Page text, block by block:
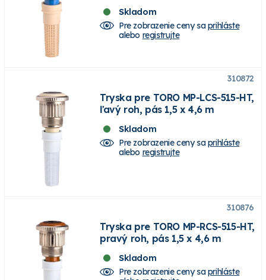
Skladom
Pre zobrazenie ceny saprihláste
alebo registrujte
310872
Tryska pre TORO MP-LCS-515-HT,
ľavý roh, pás 1,5 x 4,6 m
Skladom
Pre zobrazenie ceny saprihláste
alebo registrujte
310876
Tryska pre TORO MP-RCS-515-HT,
pravý roh, pás 1,5 x 4,6 m
Skladom
Pre zobrazenie ceny saprihláste